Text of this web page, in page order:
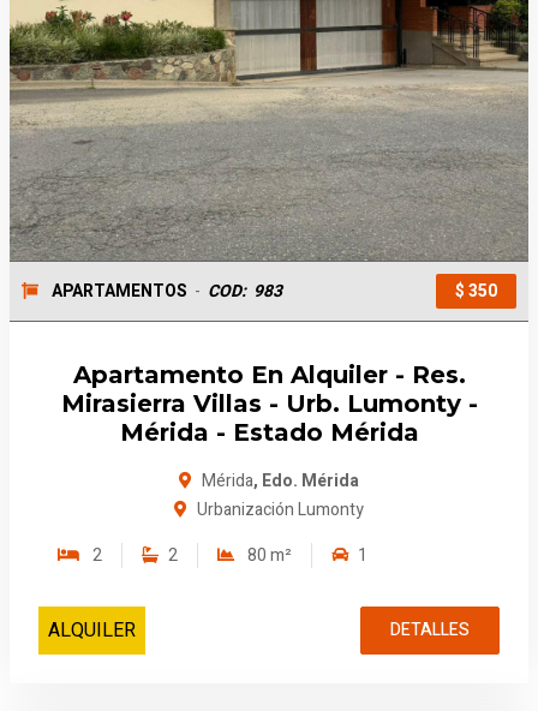
APARTAMENTOS - COD: 983 $ 350
Apartamento En Alquiler - Res.
Mirasierra Villas - Urb. Lumonty -
Mérida - Estado Mérida
Mérida, Edo. Mérida
Urbanización Lumonty
2
2 80 m² 1
ALQUILER DETALLES